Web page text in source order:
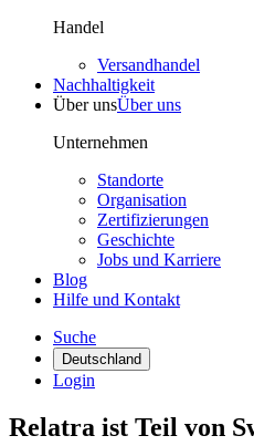
Handel
Versandhandel
Nachhaltigkeit
Über unsÜber uns
Unternehmen
Standorte
Organisation
Zertifizierungen
Geschichte
Jobs und Karriere
Blog
Hilfe und Kontakt
Suche
Deutschland
Login
Relatra ist Teil von